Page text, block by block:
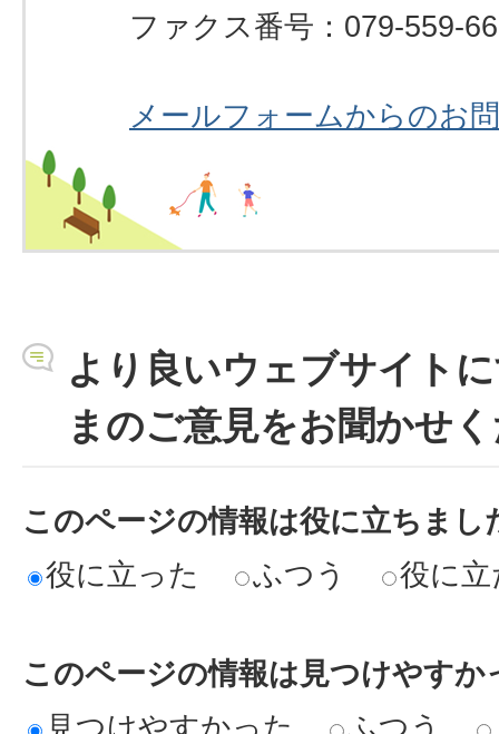
ファクス番号：079-559-
メールフォームからのお
より良いウェブサイト
まのご意見をお聞かせ
このページの情報は役に立ちまし
役に立った
ふつう 役に
このページの情報は見つけやすか
見つけやすかった
ふつう